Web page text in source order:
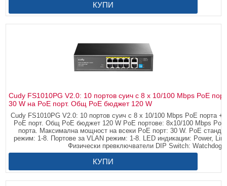
КУПИ
Cudy FS1010PG V2.0: 10 портов суич с 8 x 10/100 Mbps PoE
30 W на PoE порт. Общ PoE бюджет 120 W
Cudy FS1010PG V2.0: 10 портов суич с 8 x 10/100 Mbps PoE порта
PoE порт. Общ PoE бюджет 120 W PoE портове: 8x10/100 Mbps
порта. Максимална мощност на всеки PoE порт: 30 W. PoE
режим: 1-8. Портове за VLAN режим: 1-8. LED индикации: Power,
Физически превключватели DIP Switch: Watchdog
КУПИ